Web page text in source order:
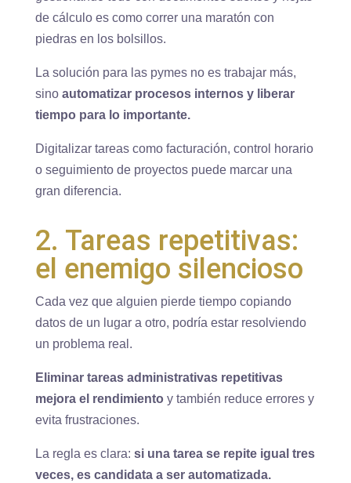
de cálculo es como correr una maratón con
piedras en los bolsillos.
La solución para las pymes no es trabajar más,
sino automatizar procesos internos y liberar
tiempo para lo importante.
Digitalizar tareas como facturación, control horario
o seguimiento de proyectos puede marcar una
gran diferencia.
2. Tareas repetitivas:
el enemigo silencioso
Cada vez que alguien pierde tiempo copiando
datos de un lugar a otro, podría estar resolviendo
un problema real.
Eliminar tareas administrativas repetitivas
mejora el rendimiento y también reduce errores y
evita frustraciones.
La regla es clara: si una tarea se repite igual tres
veces, es candidata a ser automatizada.